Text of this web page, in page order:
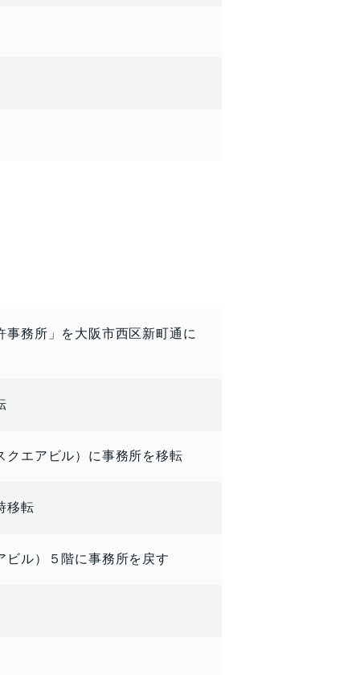
務所」を大阪市西区新町通に
クエアビル）に事務所を移転
移転
ビル）５階に事務所を戻す